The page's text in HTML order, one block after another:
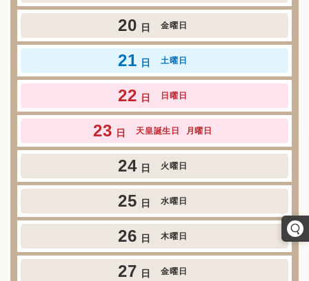
20 日 金曜日
21 日 土曜日
22 日 日曜日
23 日 天皇誕生日 月曜日
24 日 火曜日
25 日 水曜日
26 日 木曜日
27 日 金曜日